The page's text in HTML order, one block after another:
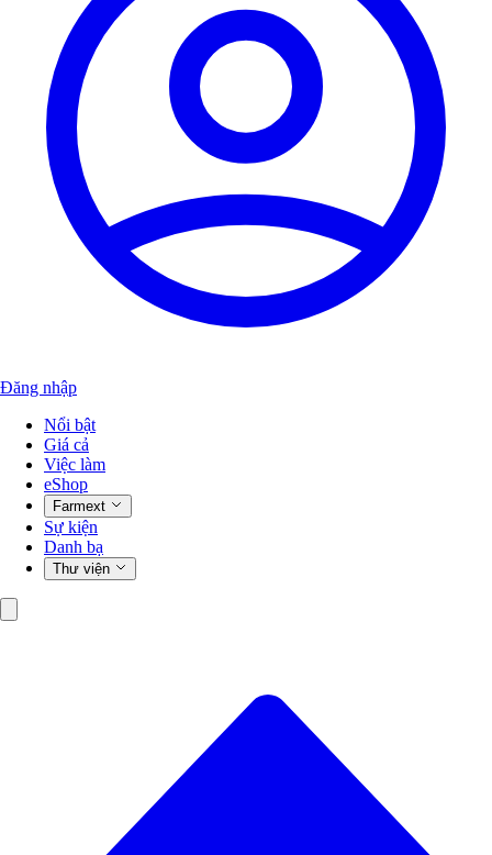
Đăng nhập
Nổi bật
Giá cả
Việc làm
eShop
Farmext
Sự kiện
Danh bạ
Thư viện